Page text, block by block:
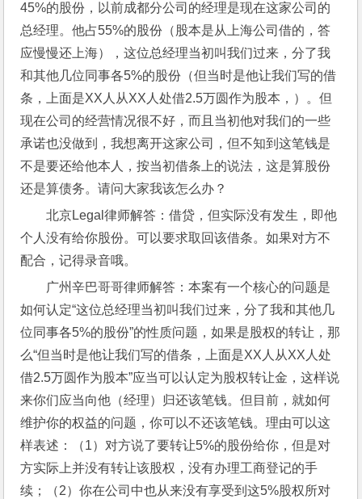
45%的股份，以前成都分公司的经理是现在这家公司的
总经理。他占55%的股份（股本是从上海公司借的，答
应慢慢还上海），这位总经理当初叫我们过来，分了我
和其他几位同事各5%的股份（但当时是他让我们写的借
条，上面是XX人从XX人处借2.5万圆作为股本，）。但
现在公司的经营情况很不好，而且当初他对我们的一些
承诺也没做到，我想离开这家公司，但不知到这笔钱是
不是要还给他本人，按当初借条上的说法，这是算股份
还是算债务。请问大家我该怎么办？
北京Legal律师解答：借贷，但实际没有发生，即他
个人没有给你股份。可以要求取回该借条。如果对方不
配合，记得录音哦。
广州辛巴哥哥律师解答：本案有一个核心的问题是
如何认定“这位总经理当初叫我们过来，分了我和其他几
位同事各5%的股份”的性质问题，如果是股权的转让，那
么“但当时是他让我们写的借条，上面是XX人从XX人处
借2.5万圆作为股本”应当可以认定为股权转让金，这样说
来你们应当向他（经理）归还该笔钱。但目前，就如何
维护你的权益的问题，你可以不还该笔钱。理由可以这
样表述：（1）对方说了要转让5%的股份给你，但是对
方实际上并没有转让该股权，没有办理工商登记的手
续；（2）你在公司中也从来没有享受到这5%股权所对